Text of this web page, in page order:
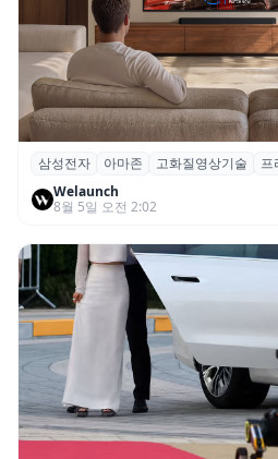
삼성전자·아마존, 프라임
어드밴스드’ 적용
삼성전자 아마존 고화질영상기술 프
Welaunch
8월 5일 오전 2:02